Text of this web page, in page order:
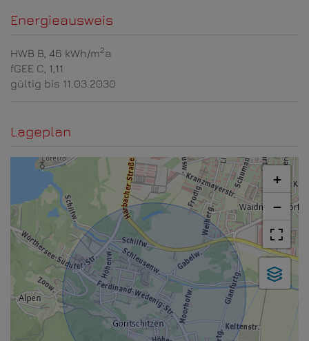
Energieausweis
HWB B, 46 kWh/m2a
fGEE C, 1,11
gültig bis 11.03.2030
Lageplan
+
−